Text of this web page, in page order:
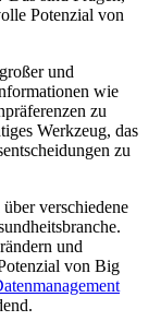
Potenzial von
und
wie
zu
Werkzeug, das
zu
verschiedene
und
von Big